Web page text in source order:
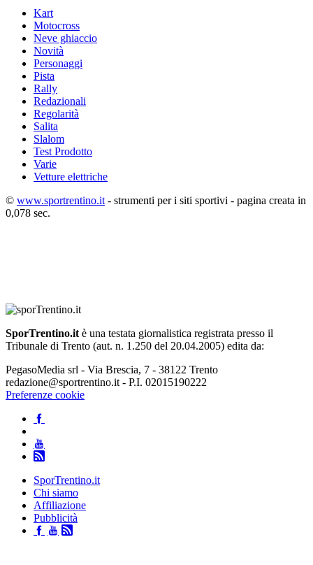
Kart
Motocross
Neve ghiaccio
Novità
Personaggi
Pista
Rally
Redazionali
Regolarità
Salita
Slalom
Test Prodotto
Varie
Vetture elettriche
© www.sportrentino.it - strumenti per i siti sportivi - pagina creata in
0,078 sec.
SporTrentino.it è una testata giornalistica registrata presso il
Tribunale di Trento (aut. n. 1.250 del 20.04.2005) edita da:
PegasoMedia srl - Via Brescia, 7 - 38122 Trento
redazione@sportrentino.it - P.I. 02015190222
Preferenze cookie
SporTrentino.it
Chi siamo
Affiliazione
Pubblicità